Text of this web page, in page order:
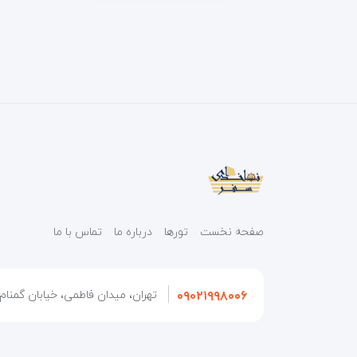
صفحه نخست تورها درباره ما تماس با ما
۰۹۰۲۱۹۹۸۰۰۶ تهران، میدان فاطمی، خیابان گمنام،